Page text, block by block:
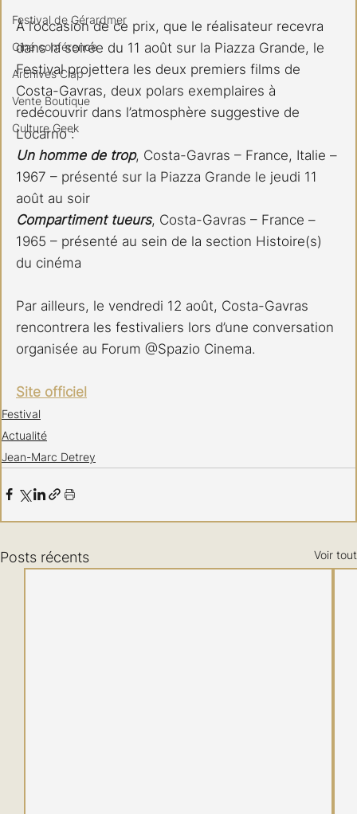
Festival de Gérardmer
Ciné conférence
Archives Clap
Vente Boutique
Culture Geek
À l’occasion de ce prix, que le réalisateur recevra
dans la soirée du 11 août sur la Piazza Grande, le
Festival projettera les deux premiers films de
Costa-Gavras, deux polars exemplaires à
redécouvrir dans l’atmosphère suggestive de
Locarno :
Un homme de trop, Costa-Gavras – France, Italie –
1967 – présenté sur la Piazza Grande le jeudi 11
août au soir
Compartiment tueurs, Costa-Gavras – France –
1965 – présenté au sein de la section Histoire(s)
du cinéma
Par ailleurs, le vendredi 12 août, Costa-Gavras
rencontrera les festivaliers lors d’une conversation
organisée au Forum @Spazio Cinema.
Site officiel
Festival
Actualité
Jean-Marc Detrey
Posts récents Voir tout